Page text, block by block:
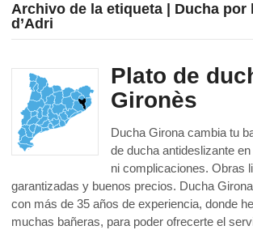
Archivo de la etiqueta | Ducha por
d’Adri
Plato de
Gironès
Ducha Girona cambia tu
de ducha antideslizante
ni complicaciones. Obras
garantizadas y buenos precios. Ducha
con más de 35 años de experiencia, donde
muchas bañeras, para poder ofrecerte el